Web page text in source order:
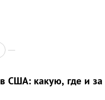
США: какую, где и за